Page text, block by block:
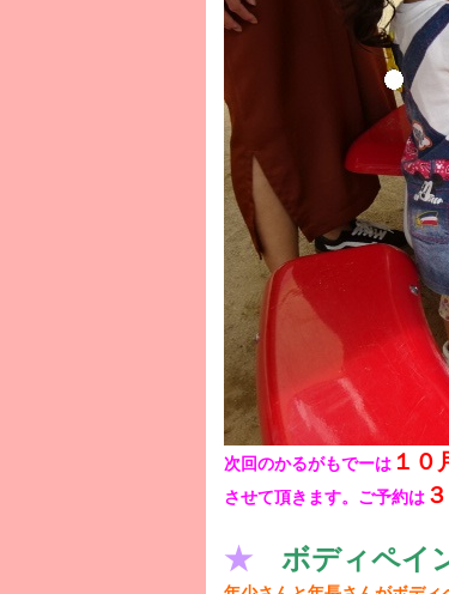
次回のかるがもでーは １０
させて頂きます。ご予約は
★ ボディペイ